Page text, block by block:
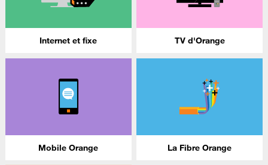
Internet et fixe TV d'Orange
Mobile Orange La Fibre Orange